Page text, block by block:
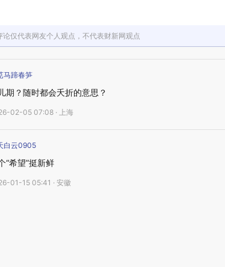
论仅代表网友个人观点，不代表财新网观点
马蹄春笋
期？随时都会夭折的意思？
02-05 07:08 · 上海
白云0905
“希望”挺新鲜
01-15 05:41 · 安徽